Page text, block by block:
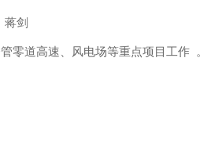
蒋剑
零道高速、风电场等重点项目工作